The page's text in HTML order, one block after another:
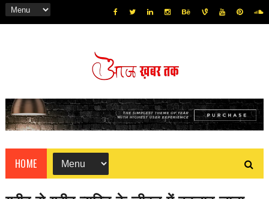
HOME